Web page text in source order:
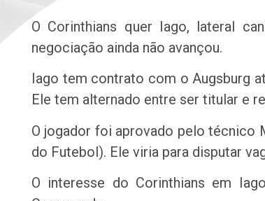
O Corinthians quer Iago, lateral
negociação ainda não avançou.
Iago tem contrato com o Augsburg
Ele tem alternado entre ser titular e
O jogador foi aprovado pelo técnico
do Futebol). Ele viria para disputar
O interesse do Corinthians em